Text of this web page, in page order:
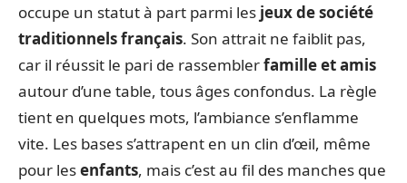
occupe un statut à part parmi les jeux de société
traditionnels français. Son attrait ne faiblit pas,
car il réussit le pari de rassemblerfamille et amis
autour d’une table, tous âges confondus. La règle
tient en quelques mots, l’ambiance s’enflamme
vite. Les bases s’attrapent en un clin d’œil, même
pour lesenfants, mais c’est au fil des manches que